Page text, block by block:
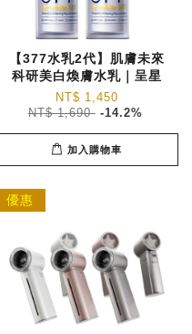
【377水乳2代】肌膚未來
科研美白煥膚水乳｜呈星
NT$ 1,450
NT$ 1,690 -14.2%
加入購物車
優惠